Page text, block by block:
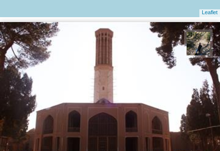
Leaflet
مونا سلطانی